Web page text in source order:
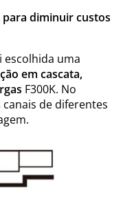
para diminuir custos
uma
em cascata,
F300K. No
de diferentes